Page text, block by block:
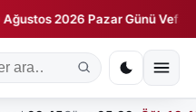
2026 Pazar Günü Vefat